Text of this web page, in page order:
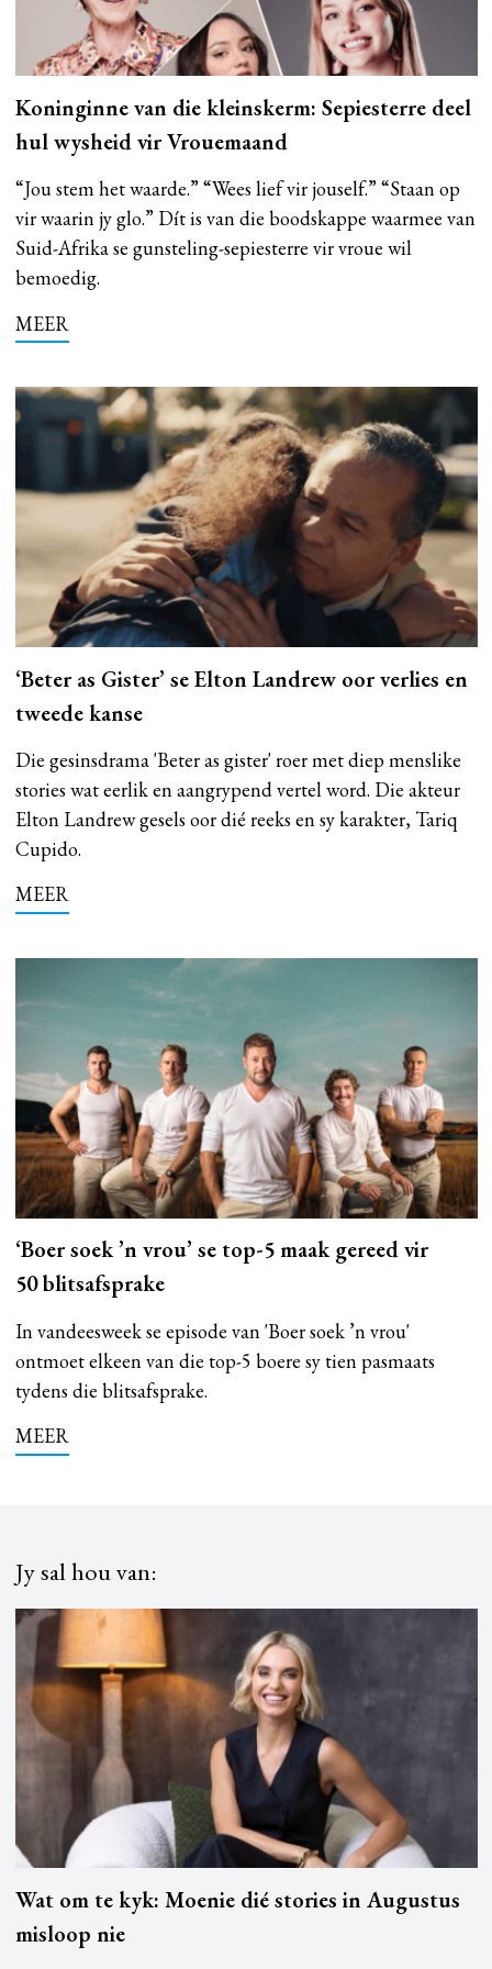
Koninginne van die kleinskerm: Sepiesterre deel
hul wysheid vir Vrouemaand
“Jou stem het waarde.” “Wees lief vir jouself.” “Staan op
vir waarin jy glo.” Dít is van die boodskappe waarmee van
Suid-Afrika se gunsteling-sepiesterre vir vroue wil
bemoedig.
MEER
‘Beter as Gister’ se Elton Landrew oor verlies en
tweede kanse
Die gesinsdrama 'Beter as gister' roer met diep menslike
stories wat eerlik en aangrypend vertel word. Die akteur
Elton Landrew gesels oor dié reeks en sy karakter, Tariq
Cupido.
MEER
‘Boer soek ’n vrou’ se top-5 maak gereed vir
50 blitsafsprake
In vandeesweek se episode van 'Boer soek ’n vrou'
ontmoet elkeen van die top-5 boere sy tien pasmaats
tydens die blitsafsprake.
MEER
Jy sal hou van:
Wat om te kyk: Moenie dié stories in Augustus
misloop nie